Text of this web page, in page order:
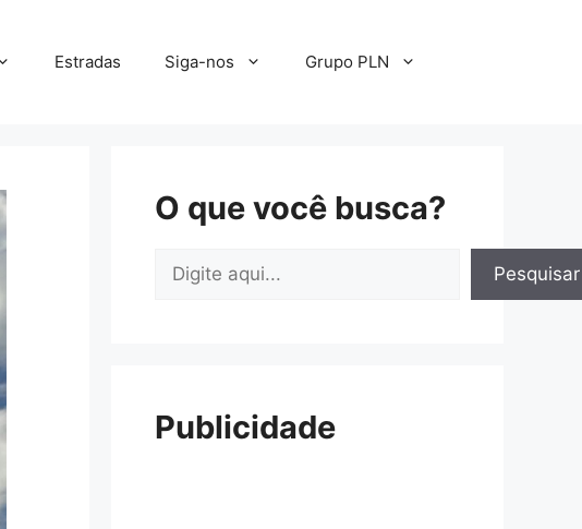
Estradas Siga-nos Grupo PLN
O que você busca?
Pesquisar
Pesquisar
Publicidade